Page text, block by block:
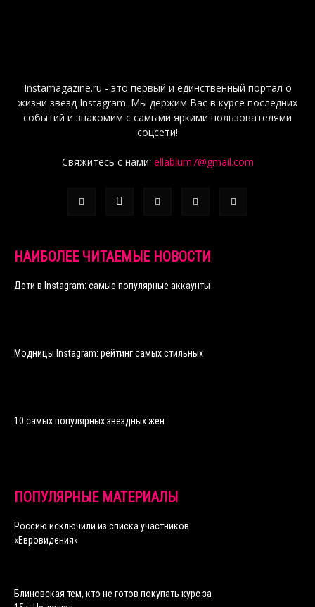
Instamagazine.ru - это первый и единственный портал о
жизни звезд Instagram. Мы держим Вас в курсе последних
событий и знакомим с самыми яркими пользователями
соцсети!
Свяжитесь с нами: ellablum7@gmail.com
НАИБОЛЕЕ ЧИТАЕМЫЕ НОВОСТИ
Дети в Instagram: самые популярные аккаунты
Модницы Instagram: рейтинг самых стильных
10 самых популярных звездных жен
ПОПУЛЯРНЫЕ МАТЕРИАЛЫ
Россию исключили из списка участников
«Евровидения»
Блиновская тем, кто не готов покупать курс за